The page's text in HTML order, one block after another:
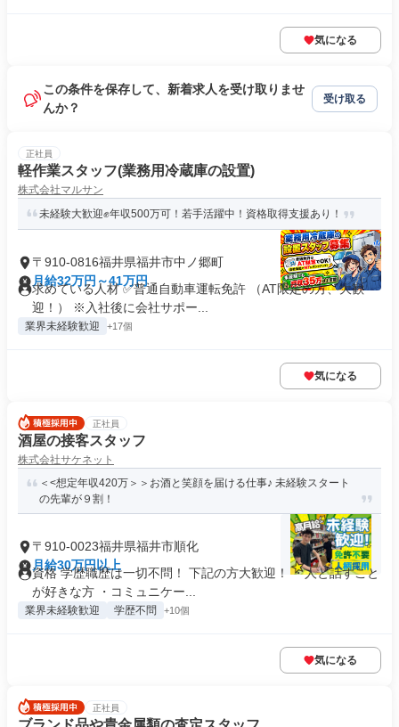
気になる
この条件を保存して、新着求人を受け取りませ
んか？
受け取る
正社員
軽作業スタッフ(業務用冷蔵庫の設置)
株式会社マルサン
未経験大歓迎✊年収500万可！若手活躍中！資格取得支援あり！
〒910-0816福井県福井市中ノ郷町
月給32万円～41万円
求めている人材 ✅普通自動車運転免許 （AT限定の方、大歓
迎！） ※入社後に会社サポー...
業界未経験歓迎 +17個
気になる
正社員
酒屋の接客スタッフ
株式会社サケネット
＜<想定年収420万＞＞お酒と笑顔を届ける仕事♪ 未経験スタート
の先輩が９割！
〒910-0023福井県福井市順化
月給30万円以上
資格 学歴職歴は一切不問！ 下記の方大歓迎！ ・人と話すこと
が好きな方 ・コミュニケー...
業界未経験歓迎 学歴不問 +10個
気になる
正社員